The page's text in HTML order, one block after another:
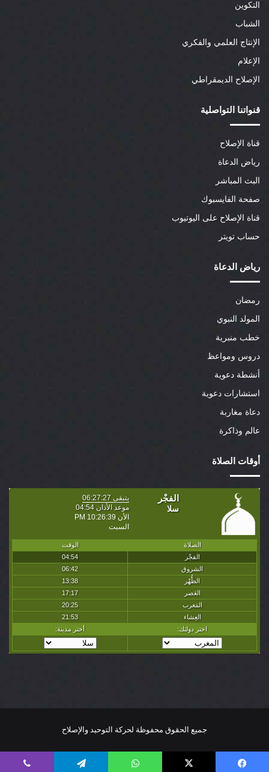
التكوين
الشباب
الإنتاج العلمي والفكري
الإعلام
الإصلاح الديمقراطي
قنواتنا التواصلية
قناة الإصلاح
رياض الدعاة
البث المباشر
صفحة الفايسبوك
قناة الإصلاح على اليوتيوب
حساب تويتر
رياض الدعاة
رمضان
المولد النبوي
خطب منبرية
دروس ومواعظ
أنشطة دعوية
استشارات دعوية
دعاة مغاربة
عالم وذاكرة
أوقات الصلاة
جميع الحقوق محفوظة لحركة التوحيد والإصلاح